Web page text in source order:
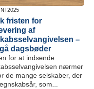
2025
fristen for
af
–
dagsbøder
for at indsende
nærmer
de mange selskaber, der
som...